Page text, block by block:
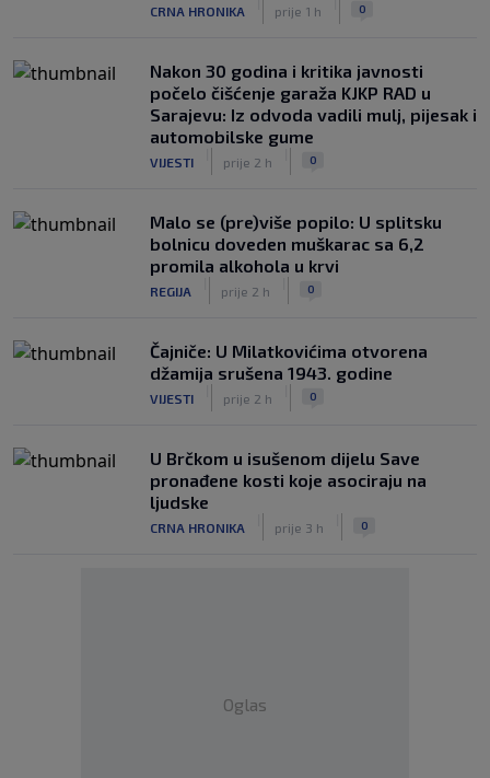
CRNA HRONIKA prije 1 h 0
Nakon 30 godina i kritika javnosti
počelo čišćenje garaža KJKP RAD u
Sarajevu: Iz odvoda vadili mulj, pijesak i
automobilske gume
VIJESTI prije 2 h 0
Malo se (pre)više popilo: U splitsku
bolnicu doveden muškarac sa 6,2
promila alkohola u krvi
REGIJA prije 2 h 0
Čajniče: U Milatkovićima otvorena
džamija srušena 1943. godine
VIJESTI prije 2 h 0
U Brčkom u isušenom dijelu Save
pronađene kosti koje asociraju na
ljudske
CRNA HRONIKA prije 3 h 0
Oglas